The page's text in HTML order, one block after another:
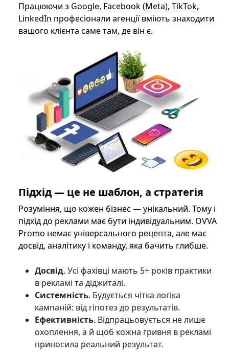
Працюючи з Google, Facebook (Meta), TikTok,
LinkedIn професіонали агенції вміють знаходити
вашого клієнта саме там, де він є.
Підхід — це не шаблон, а стратегія
Розуміння, що кожен бізнес — унікальний. Тому і
підхід до реклами має бути індивідуальним. OVVA
Promo немає універсального рецепта, але має
досвід, аналітику і команду, яка бачить глибше.
Досвід. Усі фахівці мають 5+ років практики
в рекламі та діджиталі.
Системність. Будується чітка логіка
кампаній: від гіпотез до результатів.
Ефективність. Відпрацьовується не лише
охоплення, а й щоб кожна гривня в рекламі
приносила реальний результат.